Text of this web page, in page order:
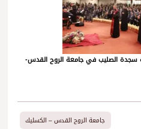
سجدة الصليب في جامعة الروح القدس-
جامعة الروح القدس – الكسليك